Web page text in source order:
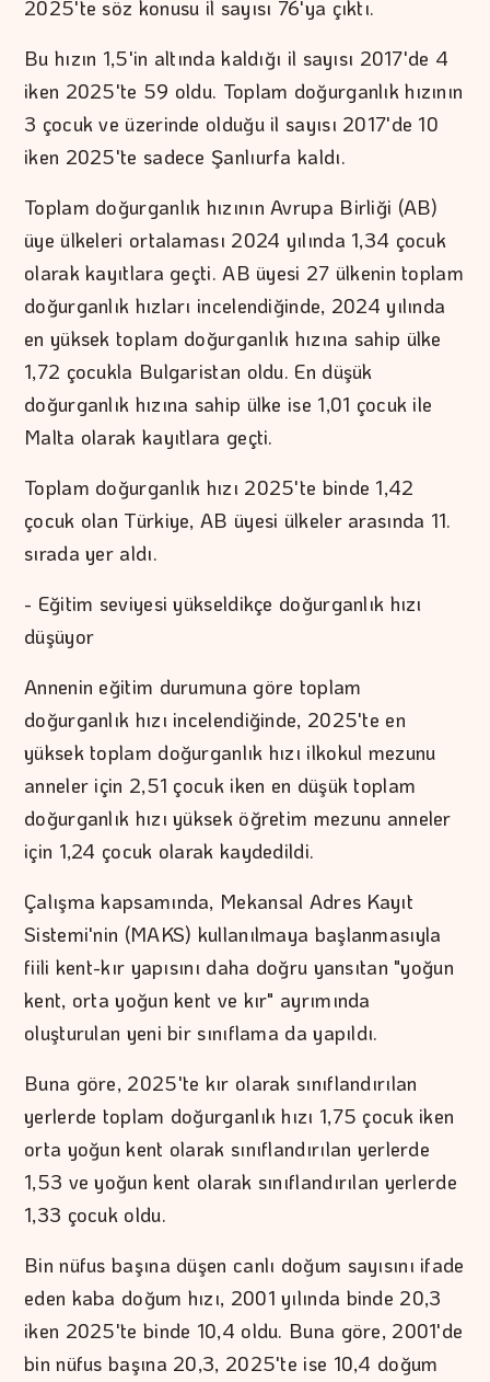
2025'te söz konusu il sayısı 76'ya çıktı.
Bu hızın 1,5'in altında kaldığı il sayısı 2017'de 4
iken 2025'te 59 oldu. Toplam doğurganlık hızının
3 çocuk ve üzerinde olduğu il sayısı 2017'de 10
iken 2025'te sadece Şanlıurfa kaldı.
Toplam doğurganlık hızının Avrupa Birliği (AB)
üye ülkeleri ortalaması 2024 yılında 1,34 çocuk
olarak kayıtlara geçti. AB üyesi 27 ülkenin toplam
doğurganlık hızları incelendiğinde, 2024 yılında
en yüksek toplam doğurganlık hızına sahip ülke
1,72 çocukla Bulgaristan oldu. En düşük
doğurganlık hızına sahip ülke ise 1,01 çocuk ile
Malta olarak kayıtlara geçti.
Toplam doğurganlık hızı 2025'te binde 1,42
çocuk olan Türkiye, AB üyesi ülkeler arasında 11.
sırada yer aldı.
- Eğitim seviyesi yükseldikçe doğurganlık hızı
düşüyor
Annenin eğitim durumuna göre toplam
doğurganlık hızı incelendiğinde, 2025'te en
yüksek toplam doğurganlık hızı ilkokul mezunu
anneler için 2,51 çocuk iken en düşük toplam
doğurganlık hızı yüksek öğretim mezunu anneler
için 1,24 çocuk olarak kaydedildi.
Çalışma kapsamında, Mekansal Adres Kayıt
Sistemi'nin (MAKS) kullanılmaya başlanmasıyla
fiili kent-kır yapısını daha doğru yansıtan "yoğun
kent, orta yoğun kent ve kır" ayrımında
oluşturulan yeni bir sınıflama da yapıldı.
Buna göre, 2025'te kır olarak sınıflandırılan
yerlerde toplam doğurganlık hızı 1,75 çocuk iken
orta yoğun kent olarak sınıflandırılan yerlerde
1,53 ve yoğun kent olarak sınıflandırılan yerlerde
1,33 çocuk oldu.
Bin nüfus başına düşen canlı doğum sayısını ifade
eden kaba doğum hızı, 2001 yılında binde 20,3
iken 2025'te binde 10,4 oldu. Buna göre, 2001'de
bin nüfus başına 20,3, 2025'te ise 10,4 doğum